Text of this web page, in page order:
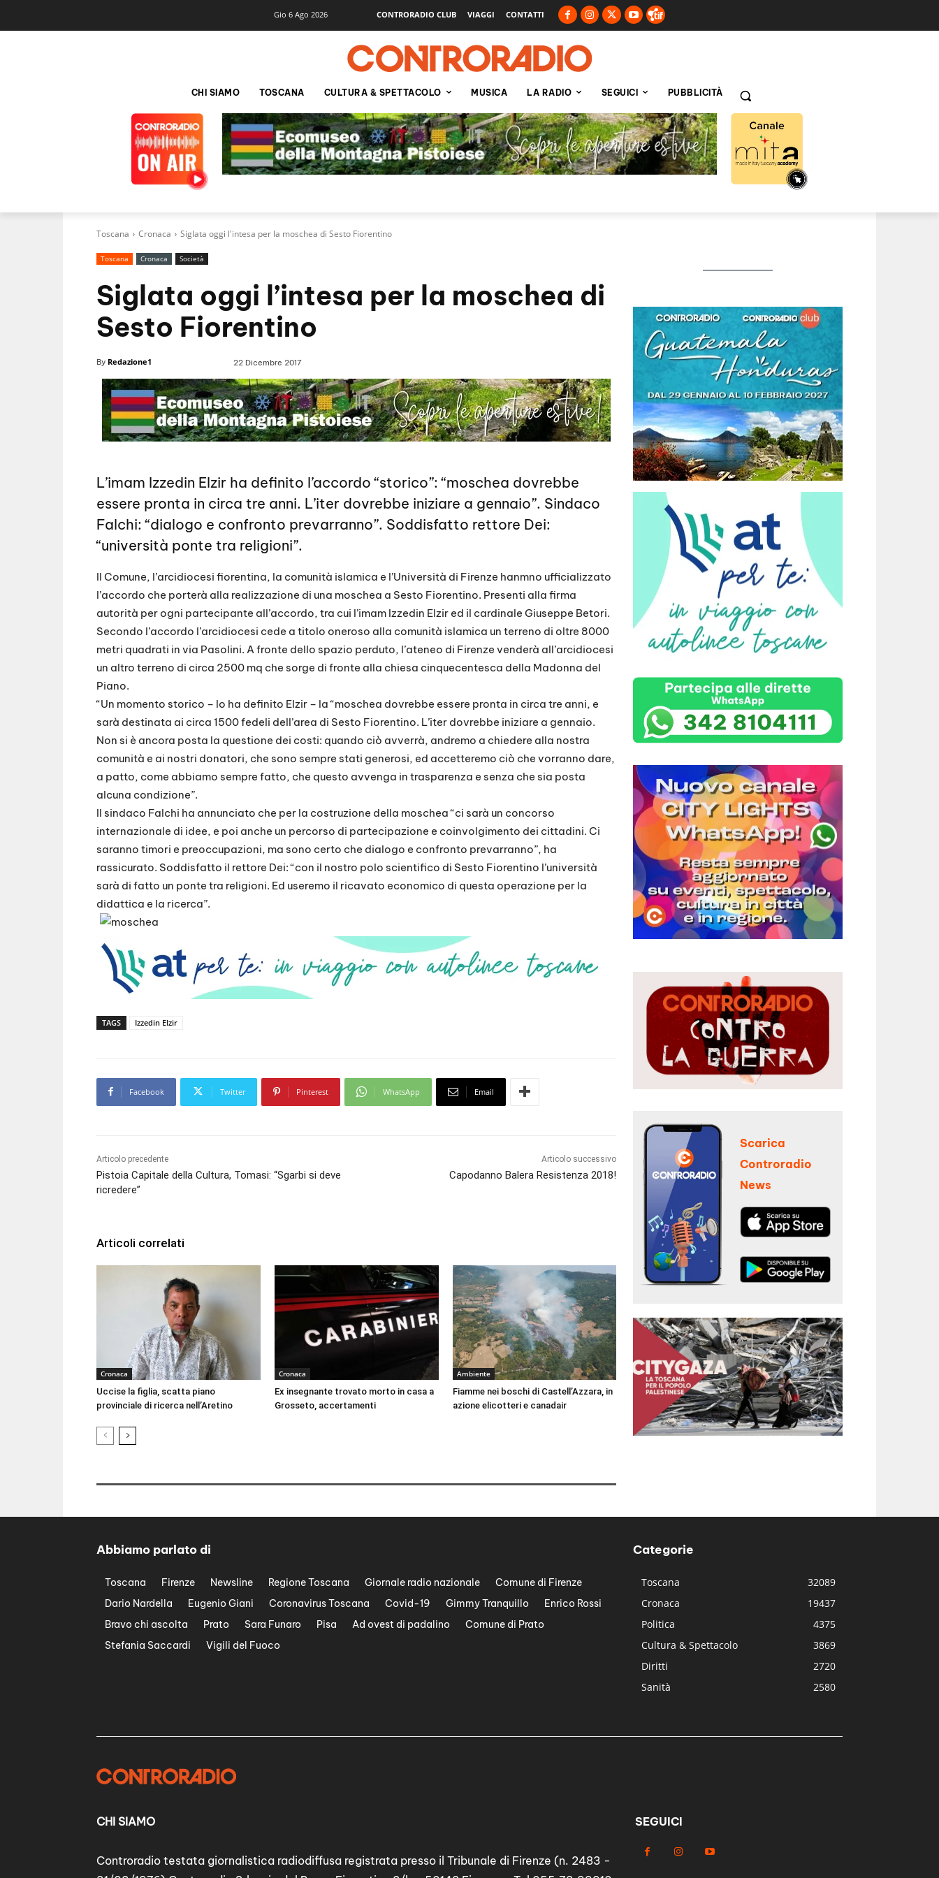
Gio 6 Ago 2026 CONTRORADIO CLUB VIAGGI CONTATTI
CHI SIAMO TOSCANA CULTURA & SPETTACOLO MUSICA LA RADIO SEGUICI PUBBLICITÀ
Toscana Cronaca Siglata oggi l'intesa per la moschea di Sesto Fiorentino
Toscana Cronaca Società
Siglata oggi l’intesa per la moschea di
Sesto Fiorentino
By Redazione1 22 Dicembre 2017
L’imam Izzedin Elzir ha definito l’accordo “storico”: “moschea dovrebbe
essere pronta in circa tre anni. L’iter dovrebbe iniziare a gennaio”. Sindaco
Falchi: “dialogo e confronto prevarranno”. Soddisfatto rettore Dei:
“università ponte tra religioni”.
Il Comune, l’arcidiocesi fiorentina, la comunità islamica e l’Università di Firenze hanmno ufficializzato
l’accordo che porterà alla realizzazione di una moschea a Sesto Fiorentino. Presenti alla firma
autorità per ogni partecipante all’accordo, tra cui l’imam Izzedin Elzir ed il cardinale Giuseppe Betori.
Secondo l’accordo l’arcidiocesi cede a titolo oneroso alla comunità islamica un terreno di oltre 8000
metri quadrati in via Pasolini. A fronte dello spazio perduto, l’ateneo di Firenze venderà all’arcidiocesi
un altro terreno di circa 2500 mq che sorge di fronte alla chiesa cinquecentesca della Madonna del
Piano.
“Un momento storico – lo ha definito Elzir – la “moschea dovrebbe essere pronta in circa tre anni, e
sarà destinata ai circa 1500 fedeli dell’area di Sesto Fiorentino. L’iter dovrebbe iniziare a gennaio.
Non si è ancora posta la questione dei costi: quando ciò avverrà, andremo a chiedere alla nostra
comunità e ai nostri donatori, che sono sempre stati generosi, ed accetteremo ciò che vorranno dare,
a patto, come abbiamo sempre fatto, che questo avvenga in trasparenza e senza che sia posta
alcuna condizione”.
Il sindaco Falchi ha annunciato che per la costruzione della moschea “ci sarà un concorso
internazionale di idee, e poi anche un percorso di partecipazione e coinvolgimento dei cittadini. Ci
saranno timori e preoccupazioni, ma sono certo che dialogo e confronto prevarranno”, ha
rassicurato. Soddisfatto il rettore Dei: “con il nostro polo scientifico di Sesto Fiorentino l’università
sarà di fatto un ponte tra religioni. Ed useremo il ricavato economico di questa operazione per la
didattica e la ricerca”.
TAGS Izzedin Elzir
Facebook Twitter Pinterest WhatsApp Email
Articolo precedente
Pistoia Capitale della Cultura, Tomasi: “Sgarbi si deve
ricredere”
Articolo successivo
Capodanno Balera Resistenza 2018!
Articoli correlati
Cronaca
Uccise la figlia, scatta piano
provinciale di ricerca nell’Aretino
Cronaca
Ex insegnante trovato morto in casa a
Grosseto, accertamenti
Ambiente
Fiamme nei boschi di Castell’Azzara, in
azione elicotteri e canadair
Scarica
Controradio
News
Abbiamo parlato di
Toscana Firenze Newsline Regione Toscana Giornale radio nazionale
Comune di Firenze
Dario Nardella
Eugenio Giani Coronavirus Toscana Covid-19 Gimmy Tranquillo
Enrico Rossi
Bravo chi ascolta
Prato Sara Funaro Pisa Ad ovest di padalino
Comune di Prato
Stefania Saccardi
Vigili del Fuoco
Categorie
Toscana
32089
Cronaca
19437
Politica
4375
Cultura & Spettacolo
3869
Diritti
2720
Sanità
2580
CHI SIAMO
Controradio testata giornalistica radiodiffusa registrata presso il Tribunale di Firenze (n. 2483 -
SEGUICI